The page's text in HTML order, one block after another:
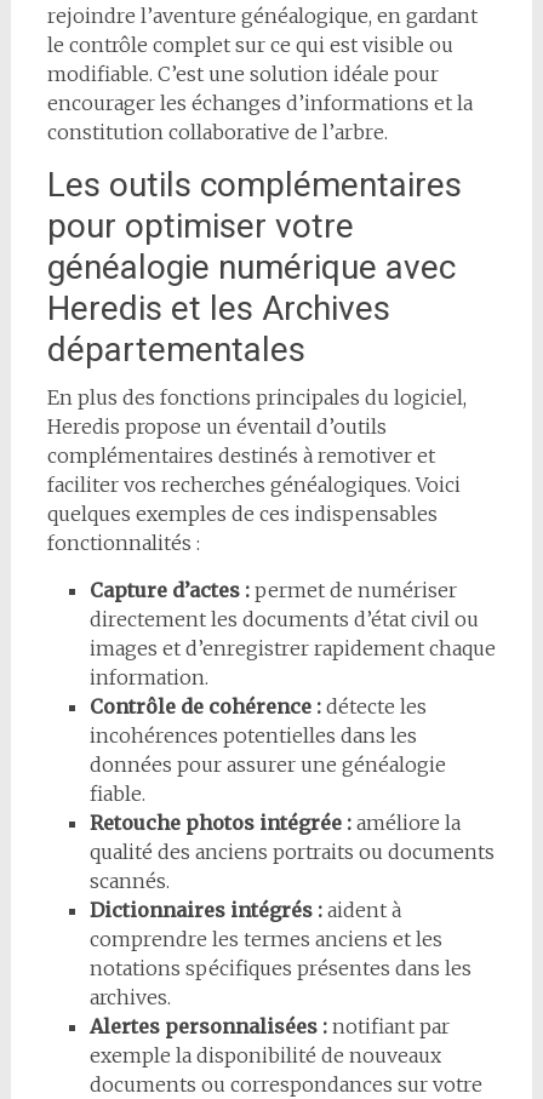
rejoindre l’aventure généalogique, en gardant
le contrôle complet sur ce qui est visible ou
modifiable. C’est une solution idéale pour
encourager les échanges d’informations et la
constitution collaborative de l’arbre.
Les outils complémentaires
pour optimiser votre
généalogie numérique avec
Heredis et les Archives
départementales
En plus des fonctions principales du logiciel,
Heredis propose un éventail d’outils
complémentaires destinés à remotiver et
faciliter vos recherches généalogiques. Voici
quelques exemples de ces indispensables
fonctionnalités :
Capture d’actes :permet de numériser
directement les documents d’état civil ou
images et d’enregistrer rapidement chaque
information.
Contrôle de cohérence :détecte les
incohérences potentielles dans les
données pour assurer une généalogie
fiable.
Retouche photos intégrée :améliore la
qualité des anciens portraits ou documents
scannés.
Dictionnaires intégrés :aident à
comprendre les termes anciens et les
notations spécifiques présentes dans les
archives.
Alertes personnalisées :notifiant par
exemple la disponibilité de nouveaux
documents ou correspondances sur votre